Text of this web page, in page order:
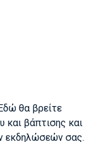
θα βρείτε
και βάπτισης και
εκδηλώσεών σας.